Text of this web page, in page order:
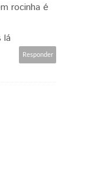
rocinha é
lá
Responder